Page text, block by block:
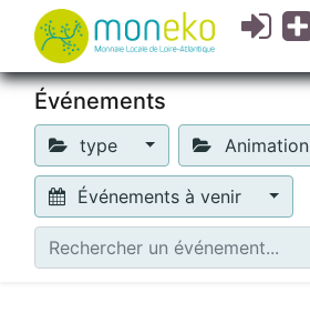
Événements
type Animation
Événements à venir